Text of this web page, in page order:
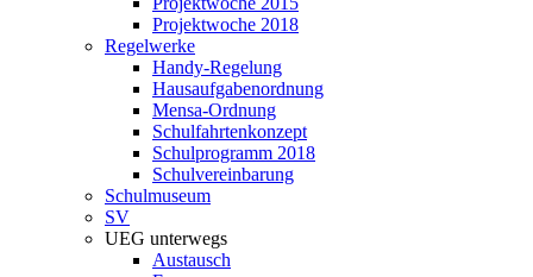
Projektwoche 2018
Regelwerke
Handy-Regelung
Hausaufgabenordnung
Mensa-Ordnung
Schulfahrtenkonzept
Schulprogramm 2018
Schulvereinbarung
Schulmuseum
SV
UEG unterwegs
Austausch